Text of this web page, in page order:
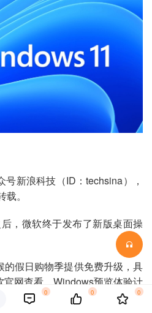
新浪科技（ID：techsina），
。
，微软终于发布了新版桌面操
的假日购物季提供免费升级，具
网查看，Windows预览体验计
。
0 0 0